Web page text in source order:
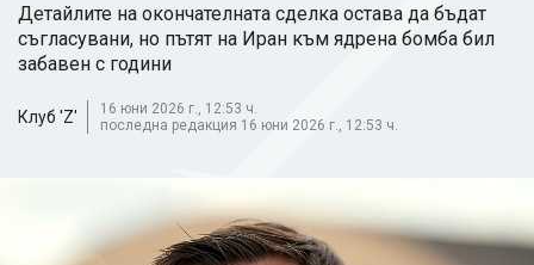
Детайлите на окончателната сделка остава да бъдат
съгласувани, но пътят на Иран към ядрена бомба бил
забавен с години
Клуб 'Z'
16 юни 2026 г., 12:53 ч.
последна редакция 16 юни 2026 г., 12:53 ч.